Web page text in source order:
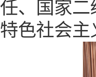
任、国家二
特色社会主